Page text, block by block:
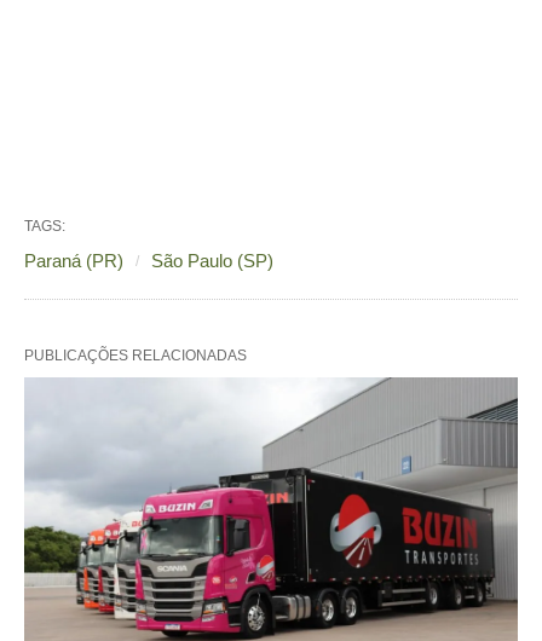
TAGS:
Paraná (PR) São Paulo (SP)
PUBLICAÇÕES RELACIONADAS